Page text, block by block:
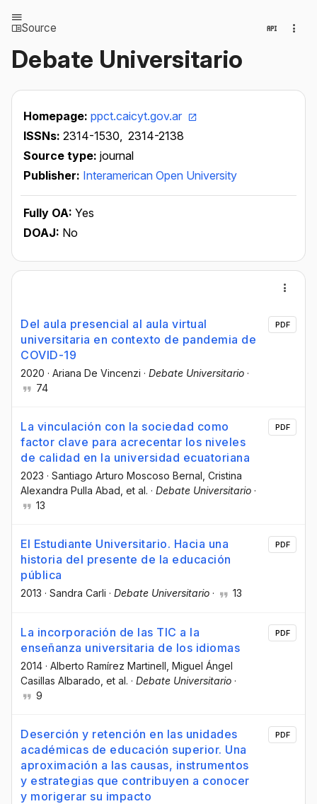
Source
Debate Universitario
Homepage: ppct.caicyt.gov.ar
ISSNs: 2314-1530, 2314-2138
Source type: journal
Publisher: Interamerican Open University
Fully OA: Yes
DOAJ: No
Del aula presencial al aula virtual
universitaria en contexto de pandemia de
COVID-19
2020 · Ariana De Vincenzi · Debate Universitario ·
74
PDF
La vinculación con la sociedad como
factor clave para acrecentar los niveles
de calidad en la universidad ecuatoriana
2023 · Santiago Arturo Moscoso Bernal , Cristina
Alexandra Pulla Abad , et al. · Debate Universitario ·
13
PDF
El Estudiante Universitario. Hacia una
historia del presente de la educación
pública
2013 · Sandra Carli · Debate Universitario · 13
PDF
La incorporación de las TIC a la
enseñanza universitaria de los idiomas
2014 · Alberto Ramírez Martinell , Miguel Ángel
Casillas Albarado , et al. · Debate Universitario ·
9
PDF
Deserción y retención en las unidades
académicas de educación superior. Una
aproximación a las causas, instrumentos
y estrategias que contribuyen a conocer
y morigerar su impacto
PDF